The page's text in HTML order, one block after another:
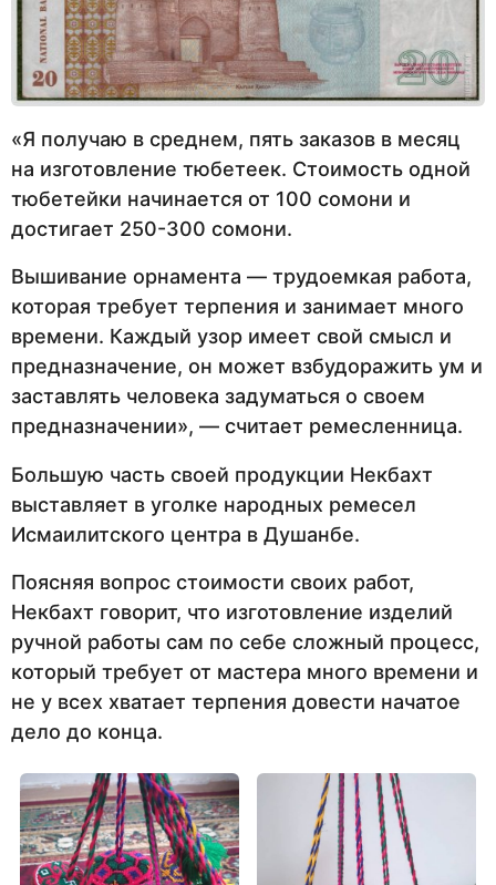
«Я получаю в среднем, пять заказов в месяц
на изготовление тюбетеек. Стоимость одной
тюбетейки начинается от 100 сомони и
достигает 250-300 сомони.
Вышивание орнамента — трудоемкая работа,
которая требует терпения и занимает много
времени. Каждый узор имеет свой смысл и
предназначение, он может взбудоражить ум и
заставлять человека задуматься о своем
предназначении», — считает ремесленница.
Большую часть своей продукции Некбахт
выставляет в уголке народных ремесел
Исмаилитского центра в Душанбе.
Поясняя вопрос стоимости своих работ,
Некбахт говорит, что изготовление изделий
ручной работы сам по себе сложный процесс,
который требует от мастера много времени и
не у всех хватает терпения довести начатое
дело до конца.